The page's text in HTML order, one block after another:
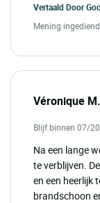
Vertaald Door
Mening
Véronique M.
Blijf binnen 07/
Na een lange
te verblijven.
en een heerlijk
brandschoon